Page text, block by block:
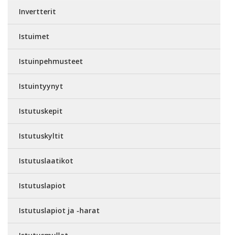
Invertterit
Istuimet
Istuinpehmusteet
Istuintyynyt
Istutuskepit
Istutuskyltit
Istutuslaatikot
Istutuslapiot
Istutuslapiot ja -harat